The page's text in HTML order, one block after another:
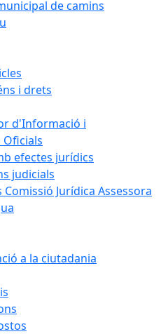
de camins
i drets
d'Informació i
efectes jurídics
judicials
Jurídica Assessora
a la ciutadania